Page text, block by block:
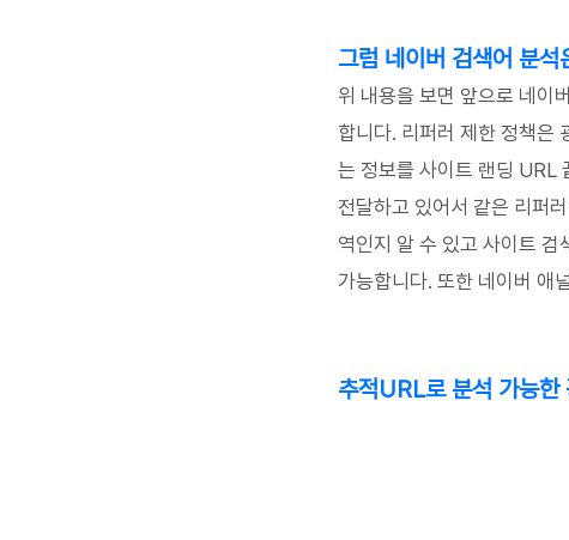
그럼 네이버 검색어 분
위 내용을 보면 앞으로 네이
합니다. 리퍼러 제한 정책은
는 정보를 사이트 랜딩 URL
전달하고 있어서 같은 리퍼
역인지 알 수 있고 사이트 검
가능합니다. 또한 네이버 애
추적URL로 분석 가능한